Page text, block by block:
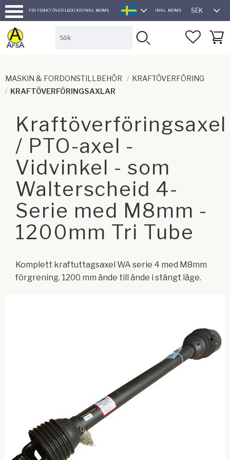
Meny
FRI FRAKT ÖVER 1.600 KR/INKL MOMS
SVENSKA
INKL. MOMS SEK
MASKIN & FORDONSTILLBEHÖR
KRAFTÖVERFÖRING
KRAFTÖVERFÖRINGSAXLAR
Kraftöverföringsaxel
/ PTO-axel -
Vidvinkel - som
Walterscheid 4-
Serie med M8mm -
1200mm Tri Tube
Komplett kraftuttagsaxel WA serie 4 med M8mm
förgrening. 1200 mm ände till ände i stängt läge.